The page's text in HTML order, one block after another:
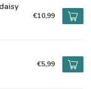
€10,99
€5,99